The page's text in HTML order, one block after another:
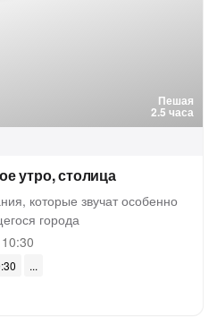
Пешая
2.5 часа
утро, столица
которые звучат особенно
города